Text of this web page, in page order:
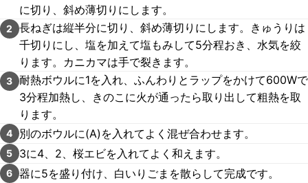
に切り、斜め薄切りにします。
2
長ねぎは縦半分に切り、斜め薄切りにします。きゅうりは
千切りにし、塩を加えて塩もみして5分程おき、水気を絞
ります。カニカマは手で裂きます。
3 耐熱ボウルに1を入れ、ふんわりとラップをかけて600Wで
3分程加熱し、きのこに火が通ったら取り出して粗熱を取
ります。
4 別のボウルに(A)を入れてよく混ぜ合わせます。
5 3に4、2、桜エビを入れてよく和えます。
6 器に5を盛り付け、白いりごまを散らして完成です。